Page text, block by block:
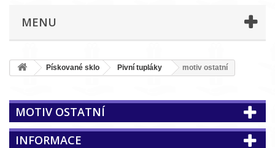
MENU
Pískované sklo Pivní tupláky motiv ostatní
MOTIV OSTATNÍ
INFORMACE